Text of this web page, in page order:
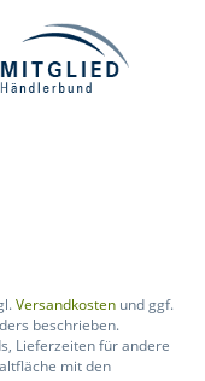
Versandkosten und ggf.
beschrieben.
Lieferzeiten für andere
mit den